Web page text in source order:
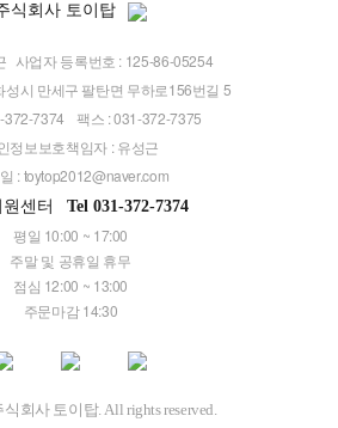
식회사 토이탑
사업자 등록번호 : 125-86-05254
성시 만세구 팔탄면 무하로156번길 5
372-7374
팩스 : 031-372-7375
정보보호책임자 : 유성근
:toytop2012@naver.com
센터 Tel 031-372-7374
평일 10:00 ~ 17:00
주말 및 공휴일 휴무
점심 12:00 ~ 13:00
주문마감 14:30
회사 토이탑. All rights reserved.